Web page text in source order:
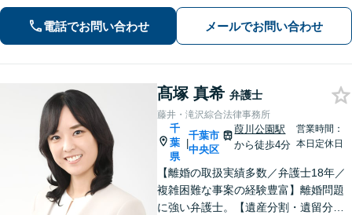
法律事務所です。
電話でお問い合わせ メールでお問い合わせ
髙塚 真希 弁護士
藤井・滝沢綜合法律事務所
千
葉
県
|
千葉市
中央区
葭川公園駅
から徒歩4分
営業時間：
本日定休日
【離婚の取扱実績多数／弁護士18年／
複雑困難な事案の経験豊富】離婚問題
に強い弁護士。【遺産分割・遺留分・